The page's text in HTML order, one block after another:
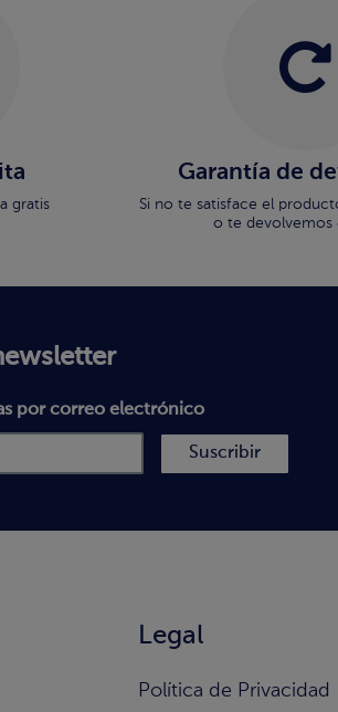
gratis
Garantía de
Si no te satisface el
o te devolvemos
Legal
Política de Privacidad
por correo electrónico
Suscribir